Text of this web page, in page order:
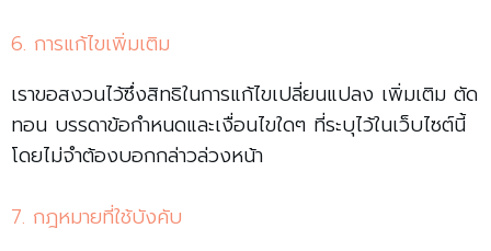
6. การแก้ไขเพิ่มเติม
เราขอสงวนไว้ซึ่งสิทธิในการแก้ไขเปลี่ยนแปลง เพิ่มเติม ตัด
ทอน บรรดาข้อกำหนดและเงื่อนไขใดๆ ที่ระบุไว้ในเว็บไซต์นี้
โดยไม่จำต้องบอกกล่าวล่วงหน้า
7. กฎหมายที่ใช้บังคับ